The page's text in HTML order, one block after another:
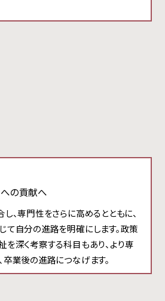
の貢献へ
、専門性をさらに高めるとともに、
て自分の進路を明確にします。政策
深く考察する科目もあり、より専
業後の進路につなげます。